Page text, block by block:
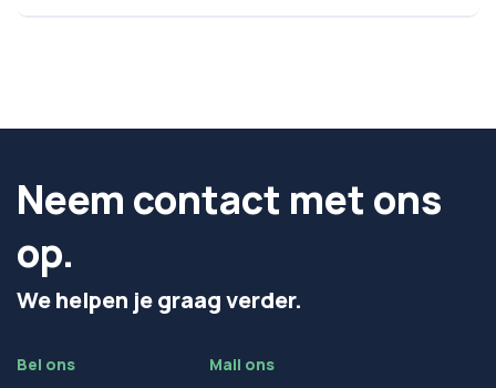
Neem contact met ons
op.
We helpen je graag verder.
Bel ons Mail ons